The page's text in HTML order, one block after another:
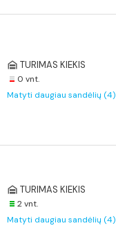
0 vnt.
TURIMAS KIEKIS
Matyti daugiau sandėlių (4)
2 vnt.
TURIMAS KIEKIS
Matyti daugiau sandėlių (4)